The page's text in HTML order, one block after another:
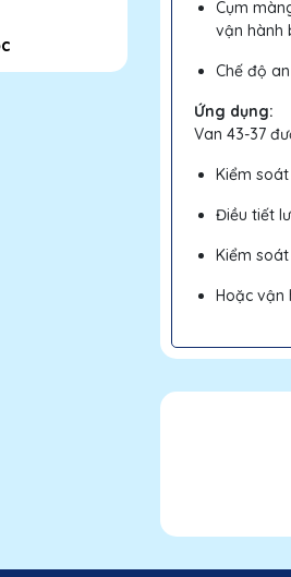
Cụm
vận hành
Chế độ
Ứng dụng:
Van 43-37
Kiểm
Điều tiết
Kiểm
Hoặc vận